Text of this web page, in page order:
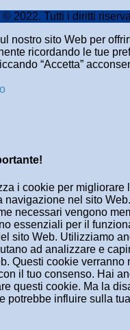
2022. Tutti i diritti
nostro sito Web per
ricordando le tue
“Accetta”
i cookie per migliorare
navigazione nel sito
necessari vengono
essenziali per il
sito Web. Utilizziamo
ad analizzare e
Questi cookie verranno
il tuo consenso. Hai
questi cookie. Ma la
potrebbe influire sulla